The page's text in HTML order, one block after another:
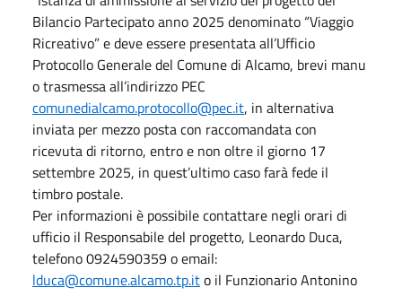
Bilancio Partecipato anno 2025 denominato “Viaggio
Ricreativo” e deve essere presentata all’Ufficio
Protocollo Generale del Comune di Alcamo, brevi manu
o trasmessa all’indirizzo PEC
comunedialcamo.protocollo@pec.it, in alternativa
inviata per mezzo posta con raccomandata con
ricevuta di ritorno, entro e non oltre il giorno 17
settembre 2025, in quest’ultimo caso farà fede il
timbro postale.
Per informazioni è possibile contattare negli orari di
ufficio il Responsabile del progetto, Leonardo Duca,
telefono 0924590359 o email:
lduca@comune.alcamo.tp.ito il Funzionario Antonino